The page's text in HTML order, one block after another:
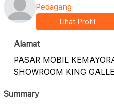
Pedagang
Lihat Profil
Alamat
PASAR MOBIL
SHOWROOM KING
Summary